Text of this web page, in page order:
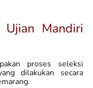
Ujian Mandiri
proses seleksi
dilakukan secara